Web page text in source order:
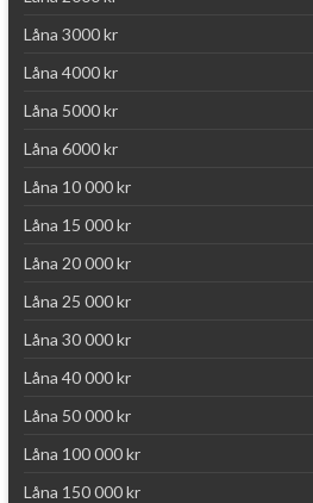
Låna 3000 kr
Låna 4000 kr
Låna 5000 kr
Låna 6000 kr
Låna 10 000 kr
Låna 15 000 kr
Låna 20 000 kr
Låna 25 000 kr
Låna 30 000 kr
Låna 40 000 kr
Låna 50 000 kr
Låna 100 000 kr
Låna 150 000 kr